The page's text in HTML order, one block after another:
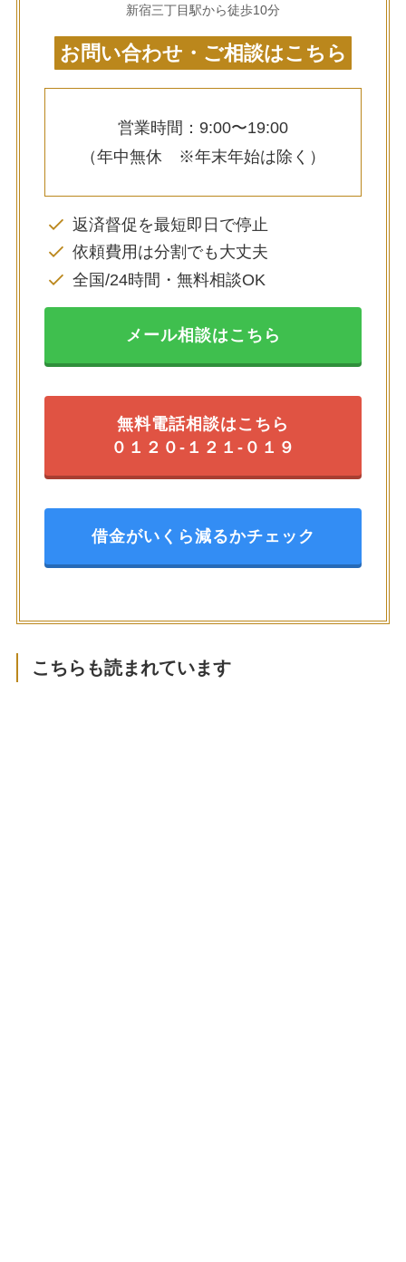
新宿三丁目駅から徒歩10分
お問い合わせ・ご相談はこちら
営業時間：9:00〜19:00
（年中無休 ※年末年始は除く）
返済督促を最短即日で停止
依頼費用は分割でも大丈夫
全国/24時間・無料相談OK
メール相談はこちら
無料電話相談はこちら
０１２０-１２１-０１９
借金がいくら減るかチェック
こちらも読まれています